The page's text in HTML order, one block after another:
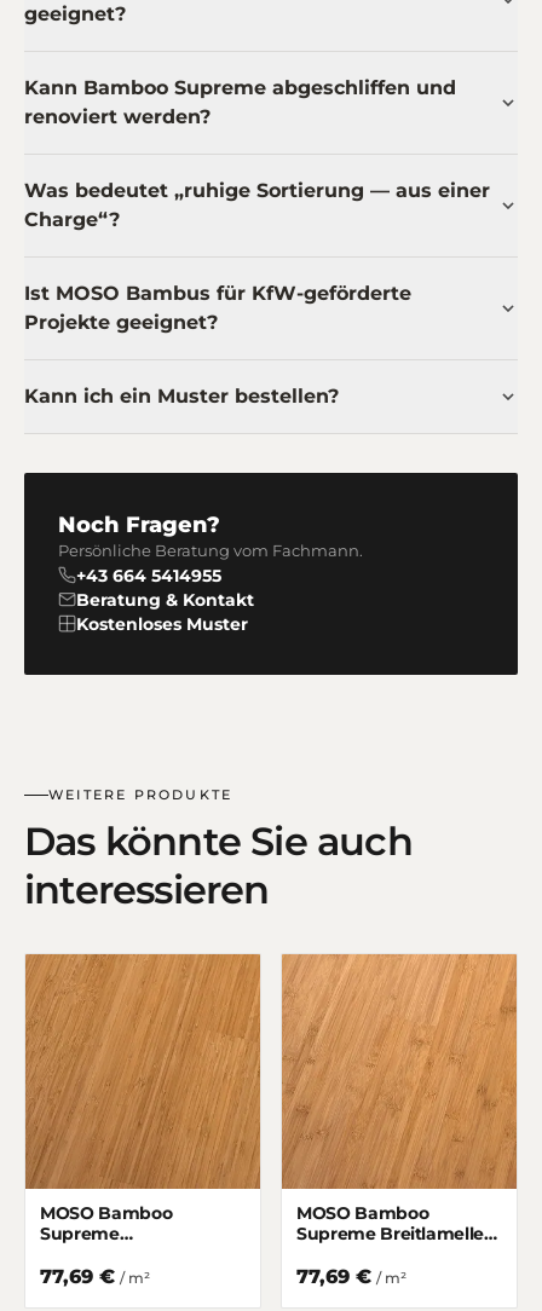
geeignet?
Kann Bamboo Supreme abgeschliffen und
renoviert werden?
Was bedeutet „ruhige Sortierung — aus einer
Charge“?
Ist MOSO Bambus für KfW-geförderte
Projekte geeignet?
Kann ich ein Muster bestellen?
Noch Fragen?
Persönliche Beratung vom Fachmann.
+43 664 5414955
Beratung & Kontakt
Kostenloses Muster
WEITERE PRODUKTE
Das könnte Sie auch
interessieren
MOSO Bamboo
Supreme
Gedämpft matt lackiert
77,69 € / m²
MOSO Bamboo
Supreme Breitlamelle
77,69 € / m²